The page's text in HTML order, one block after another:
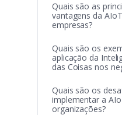
Quais são as
vantagens da
empresas?
Quais são os
aplicação da
das Coisas nos
Quais são os
implementar a
organizações?